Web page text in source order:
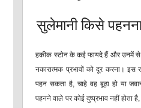
सुलेमानी किसे पहनना
हकीक स्टोन के कई फायदे हैं और उनमें
नकारात्मक प्रभावों को दूर करना।
पहन सकता है, चाहे वह बूढ़ा हो या
पहनने वाले पर कोई दुष्प्रभाव नहीं